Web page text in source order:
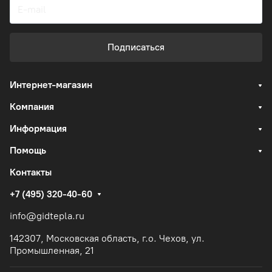
Подписаться
Интернет-магазин
Компания
Информация
Помощь
Контакты
+7 (495) 320-40-60
info@gidtepla.ru
142307, Московская область, г.о. Чехов, ул.
Промышленная, 21